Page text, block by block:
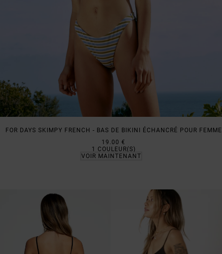
FOR DAYS SKIMPY FRENCH - BAS DE BIKINI ÉCHANCRÉ POUR FEMME
19.00 €
1
COULEUR(S)
VOIR MAINTENANT